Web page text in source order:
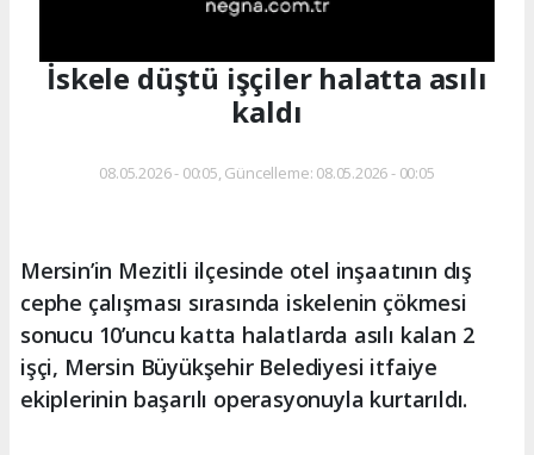
İskele düştü işçiler halatta asılı
kaldı
08.05.2026 - 00:05, Güncelleme: 08.05.2026 - 00:05
Mersin’in Mezitli ilçesinde otel inşaatının dış
cephe çalışması sırasında iskelenin çökmesi
sonucu 10’uncu katta halatlarda asılı kalan 2
işçi, Mersin Büyükşehir Belediyesi itfaiye
ekiplerinin başarılı operasyonuyla kurtarıldı.